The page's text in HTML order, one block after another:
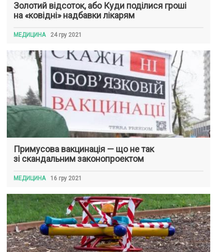
Золотий відсоток, або Куди поділися гроші
на «ковідні» надбавки лікарям
МЕДИЦИНА 24 гру 2021
Примусова вакцинація — що не так
зі скандальним законопроектом
МЕДИЦИНА 16 гру 2021